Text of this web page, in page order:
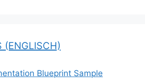
(ENGLISCH)
Blueprint Sample